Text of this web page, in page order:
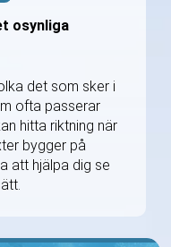
osynliga
det som sker i
ofta passerar
hitta riktning när
bygger på
att hjälpa dig se